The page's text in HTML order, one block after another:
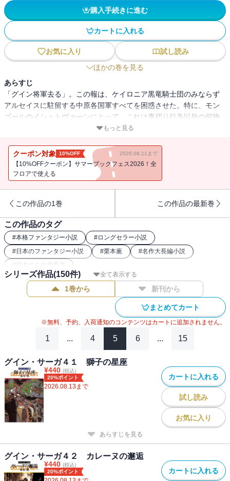
購入手続きに進む
カートに入れる
お気に入り
試し読み
ほかの巻を見る
あらすじ
「グイン将軍去る」。この報は、ケイロニア黒竜騎士団のみならず
アルセイスに駐留する中原各国軍すべてを困惑させた。特に、モン
ゴールのイシュトヴァーンにとって、これは裏切り行為以外の何物
でもなかった。激怒したイシュトヴァーンは、降りしきる雨の中、
友によく似た少年と出会った。少年はイシュトヴァーンの心に光明
をもたらすかに見えたのだが……。第45弾。（※電子書籍版には口
絵・挿絵が収録されておりません）
もっと見る
クーポン対象 10%OFF 2026.08.11まで
【10%OFFクーポン】サマーブックフェス2026！全
フロアで使える
この作品の1巻 この作品の最新巻
この作品のタグ
#本格ファンタジー小説 #ロングセラー小説
#日本のファンタジー小説 #栗本薫 #名作大長編小説
# 日本ＳＦ大賞受賞
全て表示する
シリーズ作品(150件)
1巻から 新刊から
まとめてカート
※無料、予約、入荷通知のコンテンツはカートに追加されません。
1 ... 4 5 6 ... 15
グイン・サーガ４１ 獅子の星座
¥440 (税込)
20%ポイント
2026.08.13まで
カートに入れる
試し読み
お気に入り
あらすじを見る
グイン・サーガ４２ カレーヌの邂逅
¥440 (税込)
20%ポイント
カートに入れる